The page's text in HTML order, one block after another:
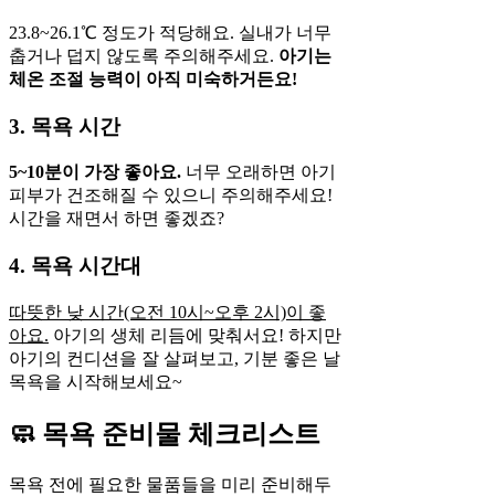
23.8~26.1℃ 정도가 적당해요. 실내가 너무
춥거나 덥지 않도록 주의해주세요. 아기는
체온 조절 능력이 아직 미숙하거든요!
3. 목욕 시간
5~10분이 가장 좋아요. 너무 오래하면 아기
피부가 건조해질 수 있으니 주의해주세요!
시간을 재면서 하면 좋겠죠?
4. 목욕 시간대
따뜻한 낮 시간(오전 10시~오후 2시)이 좋
아요. 아기의 생체 리듬에 맞춰서요! 하지만
아기의 컨디션을 잘 살펴보고, 기분 좋은 날
목욕을 시작해보세요~
🧼 목욕 준비물 체크리스트
목욕 전에 필요한 물품들을 미리 준비해두